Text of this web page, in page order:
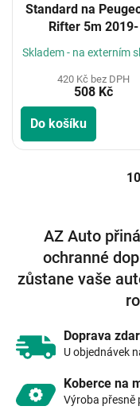
Standard na Peugeot e-
Rifter 5m 2019-
Skladem - na externím
420 Kč bez DPH
508 Kč
Do košíku
10
AZ Auto
ochranné
zůstane vaše
Doprava
U objednávek
Koberce na
Výroba přesně